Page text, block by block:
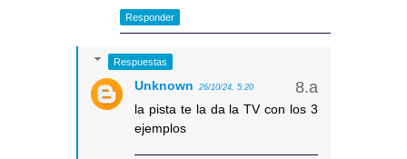
Responder
Respuestas
Unknown 26/10/24, 5:20
la pista te la da la TV con los 3
ejemplos